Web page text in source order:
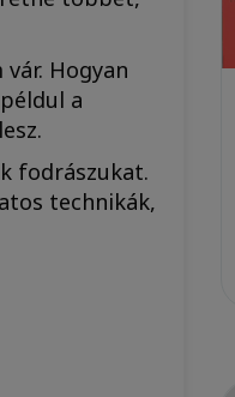
Hogyan
a
fodrászukat.
technikák,